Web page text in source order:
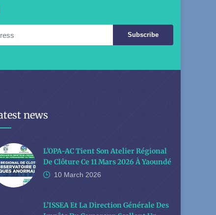
Subscribe
news
L'OPA-AC Tient Son Atelier Régional
De Clôture Ce 11 Mars 2026 À Yaoundé
10 March 2026
L’ISSEA Et La Direction Générale Des